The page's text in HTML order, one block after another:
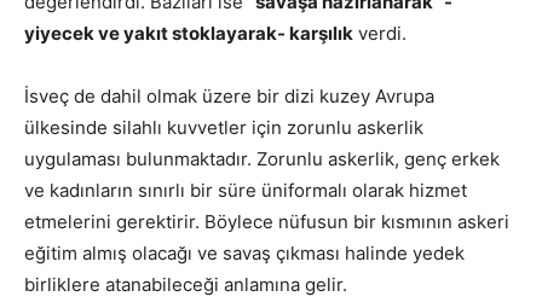
yiyecek ve yakıt stoklayarak- karşılık verdi.
İsveç de dahil olmak üzere bir dizi kuzey Avrupa
ülkesinde silahlı kuvvetler için zorunlu askerlik
uygulaması bulunmaktadır. Zorunlu askerlik, genç erkek
ve kadınların sınırlı bir süre üniformalı olarak hizmet
etmelerini gerektirir. Böylece nüfusun bir kısmının askeri
eğitim almış olacağı ve savaş çıkması halinde yedek
birliklere atanabileceği anlamına gelir.